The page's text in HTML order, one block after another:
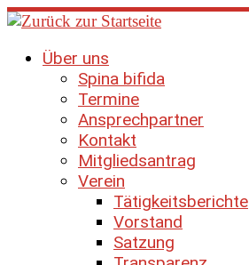
Zum
springenÜber uns
Spina bifida
Termine
Ansprechpartner
Kontakt
Mitgliedsantrag
Verein
Tätigkeitsberichte
Vorstand
Satzung